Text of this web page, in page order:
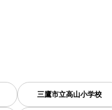
三鷹市立高山小学校